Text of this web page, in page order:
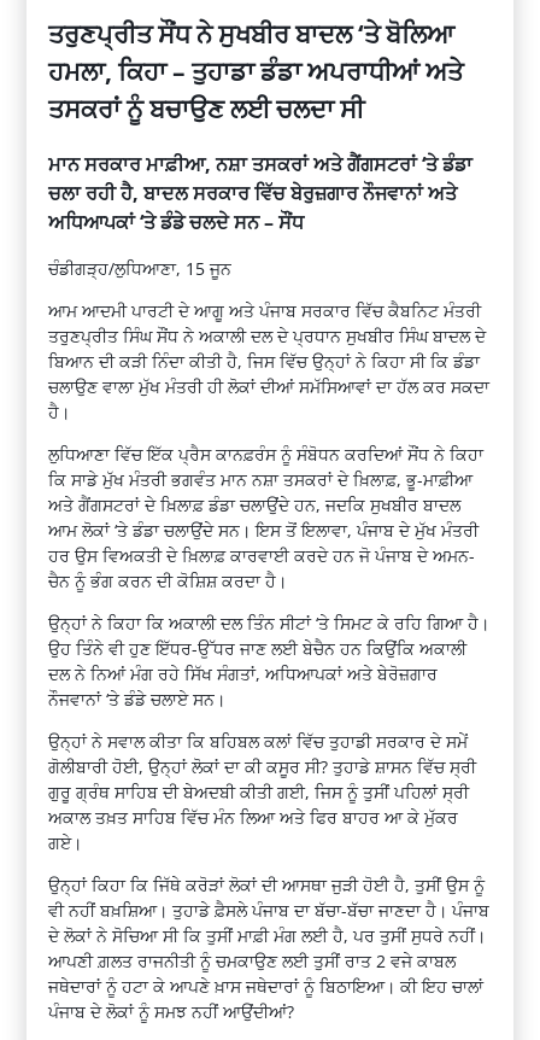
ਤਰੁਣਪ੍ਰੀਤ ਸੌਂਧ ਨੇ ਸੁਖਬੀਰ ਬਾਦਲ ‘ਤੇ ਬੋਲਿਆ
ਹਮਲਾ, ਕਿਹਾ – ਤੁਹਾਡਾ ਡੰਡਾ ਅਪਰਾਧੀਆਂ ਅਤੇ
ਤਸਕਰਾਂ ਨੂੰ ਬਚਾਉਣ ਲਈ ਚਲਦਾ ਸੀ
ਮਾਨ ਸਰਕਾਰ ਮਾਫ਼ੀਆ, ਨਸ਼ਾ ਤਸਕਰਾਂ ਅਤੇ ਗੈਂਗਸਟਰਾਂ ‘ਤੇ ਡੰਡਾ
ਚਲਾ ਰਹੀ ਹੈ, ਬਾਦਲ ਸਰਕਾਰ ਵਿੱਚ ਬੇਰੁਜ਼ਗਾਰ ਨੌਜਵਾਨਾਂ ਅਤੇ
ਅਧਿਆਪਕਾਂ ‘ਤੇ ਡੰਡੇ ਚਲਦੇ ਸਨ – ਸੌਂਧ
ਚੰਡੀਗੜ੍ਹ/ਲੁਧਿਆਣਾ, 15 ਜੂਨ
ਆਮ ਆਦਮੀ ਪਾਰਟੀ ਦੇ ਆਗੂ ਅਤੇ ਪੰਜਾਬ ਸਰਕਾਰ ਵਿੱਚ ਕੈਬਨਿਟ ਮੰਤਰੀ
ਤਰੁਣਪ੍ਰੀਤ ਸਿੰਘ ਸੌਂਧ ਨੇ ਅਕਾਲੀ ਦਲ ਦੇ ਪ੍ਰਧਾਨ ਸੁਖਬੀਰ ਸਿੰਘ ਬਾਦਲ ਦੇ
ਬਿਆਨ ਦੀ ਕੜੀ ਨਿੰਦਾ ਕੀਤੀ ਹੈ, ਜਿਸ ਵਿੱਚ ਉਨ੍ਹਾਂ ਨੇ ਕਿਹਾ ਸੀ ਕਿ ਡੰਡਾ
ਚਲਾਉਣ ਵਾਲਾ ਮੁੱਖ ਮੰਤਰੀ ਹੀ ਲੋਕਾਂ ਦੀਆਂ ਸਮੱਸਿਆਵਾਂ ਦਾ ਹੱਲ ਕਰ ਸਕਦਾ
ਹੈ।
ਲੁਧਿਆਣਾ ਵਿੱਚ ਇੱਕ ਪ੍ਰੈਸ ਕਾਨਫ਼ਰੰਸ ਨੂੰ ਸੰਬੋਧਨ ਕਰਦਿਆਂ ਸੌਂਧ ਨੇ ਕਿਹਾ
ਕਿ ਸਾਡੇ ਮੁੱਖ ਮੰਤਰੀ ਭਗਵੰਤ ਮਾਨ ਨਸ਼ਾ ਤਸਕਰਾਂ ਦੇ ਖ਼ਿਲਾਫ਼, ਭੂ-ਮਾਫ਼ੀਆ
ਅਤੇ ਗੈਂਗਸਟਰਾਂ ਦੇ ਖ਼ਿਲਾਫ਼ ਡੰਡਾ ਚਲਾਉਂਦੇ ਹਨ, ਜਦਕਿ ਸੁਖਬੀਰ ਬਾਦਲ
ਆਮ ਲੋਕਾਂ ‘ਤੇ ਡੰਡਾ ਚਲਾਉਂਦੇ ਸਨ। ਇਸ ਤੋਂ ਇਲਾਵਾ, ਪੰਜਾਬ ਦੇ ਮੁੱਖ ਮੰਤਰੀ
ਹਰ ਉਸ ਵਿਅਕਤੀ ਦੇ ਖ਼ਿਲਾਫ਼ ਕਾਰਵਾਈ ਕਰਦੇ ਹਨ ਜੋ ਪੰਜਾਬ ਦੇ ਅਮਨ-
ਚੈਨ ਨੂੰ ਭੰਗ ਕਰਨ ਦੀ ਕੋਸ਼ਿਸ਼ ਕਰਦਾ ਹੈ।
ਉਨ੍ਹਾਂ ਨੇ ਕਿਹਾ ਕਿ ਅਕਾਲੀ ਦਲ ਤਿੰਨ ਸੀਟਾਂ ‘ਤੇ ਸਿਮਟ ਕੇ ਰਹਿ ਗਿਆ ਹੈ।
ਉਹ ਤਿੰਨੇ ਵੀ ਹੁਣ ਇੱਧਰ-ਉੱਧਰ ਜਾਣ ਲਈ ਬੇਚੈਨ ਹਨ ਕਿਉਂਕਿ ਅਕਾਲੀ
ਦਲ ਨੇ ਨਿਆਂ ਮੰਗ ਰਹੇ ਸਿੱਖ ਸੰਗਤਾਂ, ਅਧਿਆਪਕਾਂ ਅਤੇ ਬੇਰੋਜ਼ਗਾਰ
ਨੌਜਵਾਨਾਂ ‘ਤੇ ਡੰਡੇ ਚਲਾਏ ਸਨ।
ਉਨ੍ਹਾਂ ਨੇ ਸਵਾਲ ਕੀਤਾ ਕਿ ਬਹਿਬਲ ਕਲਾਂ ਵਿੱਚ ਤੁਹਾਡੀ ਸਰਕਾਰ ਦੇ ਸਮੇਂ
ਗੋਲੀਬਾਰੀ ਹੋਈ, ਉਨ੍ਹਾਂ ਲੋਕਾਂ ਦਾ ਕੀ ਕਸੂਰ ਸੀ? ਤੁਹਾਡੇ ਸ਼ਾਸਨ ਵਿੱਚ ਸ੍ਰੀ
ਗੁਰੂ ਗ੍ਰੰਥ ਸਾਹਿਬ ਦੀ ਬੇਅਦਬੀ ਕੀਤੀ ਗਈ, ਜਿਸ ਨੂੰ ਤੁਸੀਂ ਪਹਿਲਾਂ ਸ੍ਰੀ
ਅਕਾਲ ਤਖ਼ਤ ਸਾਹਿਬ ਵਿੱਚ ਮੰਨ ਲਿਆ ਅਤੇ ਫਿਰ ਬਾਹਰ ਆ ਕੇ ਮੁੱਕਰ
ਗਏ।
ਉਨ੍ਹਾਂ ਕਿਹਾ ਕਿ ਜਿੱਥੇ ਕਰੋੜਾਂ ਲੋਕਾਂ ਦੀ ਆਸਥਾ ਜੁੜੀ ਹੋਈ ਹੈ, ਤੁਸੀਂ ਉਸ ਨੂੰ
ਵੀ ਨਹੀਂ ਬਖ਼ਸ਼ਿਆ। ਤੁਹਾਡੇ ਫ਼ੈਸਲੇ ਪੰਜਾਬ ਦਾ ਬੱਚਾ-ਬੱਚਾ ਜਾਣਦਾ ਹੈ। ਪੰਜਾਬ
ਦੇ ਲੋਕਾਂ ਨੇ ਸੋਚਿਆ ਸੀ ਕਿ ਤੁਸੀਂ ਮਾਫ਼ੀ ਮੰਗ ਲਈ ਹੈ, ਪਰ ਤੁਸੀਂ ਸੁਧਰੇ ਨਹੀਂ।
ਆਪਣੀ ਗ਼ਲਤ ਰਾਜਨੀਤੀ ਨੂੰ ਚਮਕਾਉਣ ਲਈ ਤੁਸੀਂ ਰਾਤ 2 ਵਜੇ ਕਾਬਲ
ਜਥੇਦਾਰਾਂ ਨੂੰ ਹਟਾ ਕੇ ਆਪਣੇ ਖ਼ਾਸ ਜਥੇਦਾਰਾਂ ਨੂੰ ਬਿਠਾਇਆ। ਕੀ ਇਹ ਚਾਲਾਂ
ਪੰਜਾਬ ਦੇ ਲੋਕਾਂ ਨੂੰ ਸਮਝ ਨਹੀਂ ਆਉਂਦੀਆਂ?